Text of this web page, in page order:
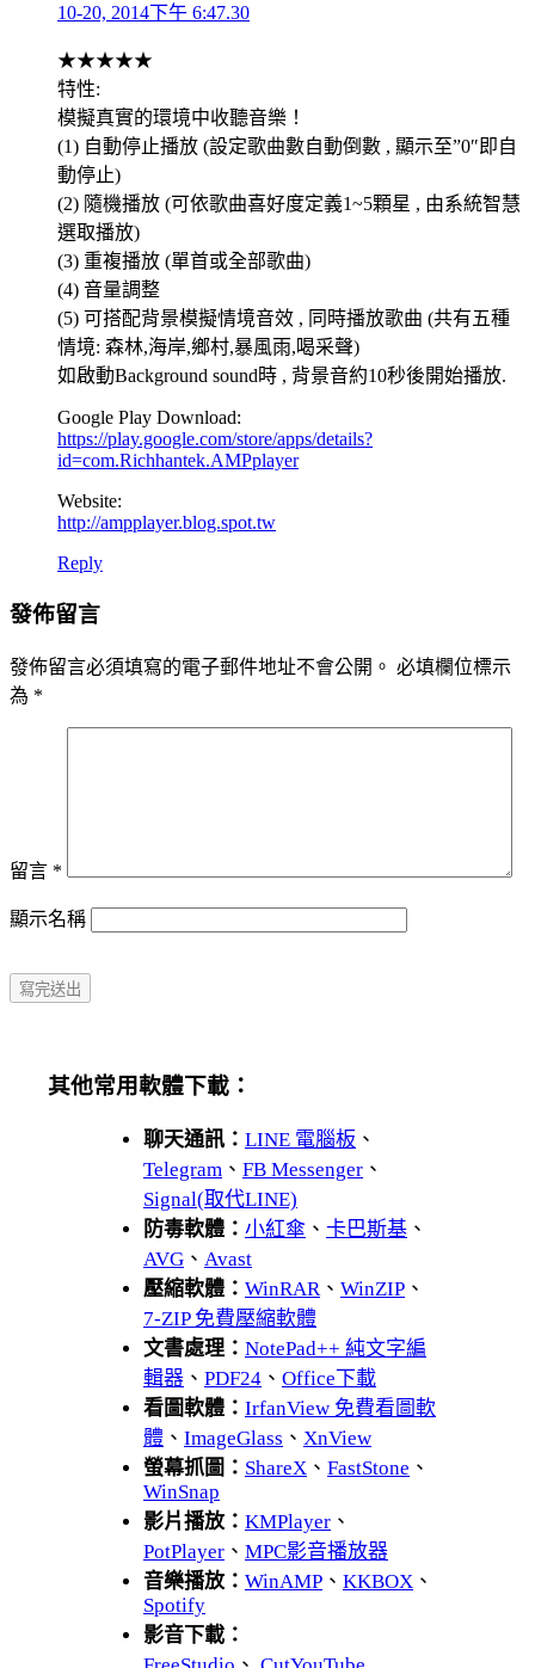
10-20, 2014下午 6:47.30
★★★★★
特性:
模擬真實的環境中收聽音樂！
(1) 自動停止播放 (設定歌曲數自動倒數 , 顯示至”0″即自
動停止)
(2) 隨機播放 (可依歌曲喜好度定義1~5顆星 , 由系統智慧
選取播放)
(3) 重複播放 (單首或全部歌曲)
(4) 音量調整
(5) 可搭配背景模擬情境音效 , 同時播放歌曲 (共有五種
情境: 森林,海岸,鄉村,暴風雨,喝采聲)
如啟動Background sound時 , 背景音約10秒後開始播放.
Google Play Download:
https://play.google.com/store/apps/details?
id=com.Richhantek.AMPplayer
Website:
http://ampplayer.blog.spot.tw
Reply
發佈留言
發佈留言必須填寫的電子郵件地址不會公開。 必填欄位標示
為 *
留言 *
顯示名稱
其他常用軟體下載：
聊天通訊： LINE 電腦板 、
Telegram 、 FB Messenger 、
Signal(取代LINE)
防毒軟體： 小紅傘 、 卡巴斯基 、
AVG 、 Avast
壓縮軟體： WinRAR 、 WinZIP 、
7-ZIP 免費壓縮軟體
文書處理： NotePad++ 純文字編
輯器 、 PDF24 、 Office下載
看圖軟體： IrfanView 免費看圖軟
體 、 ImageGlass 、 XnView
螢幕抓圖： ShareX 、 FastStone 、
WinSnap
影片播放： KMPlayer 、
PotPlayer 、 MPC影音播放器
音樂播放： WinAMP 、 KKBOX 、
Spotify
影音下載：